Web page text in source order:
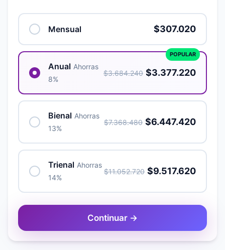
Mensual $307.020
Anual Ahorras
8%
$3.684.240 $3.377.220
POPULAR
Bienal Ahorras
13%
$7.368.480 $6.447.420
Trienal Ahorras
14%
$11.052.720 $9.517.620
Continuar →